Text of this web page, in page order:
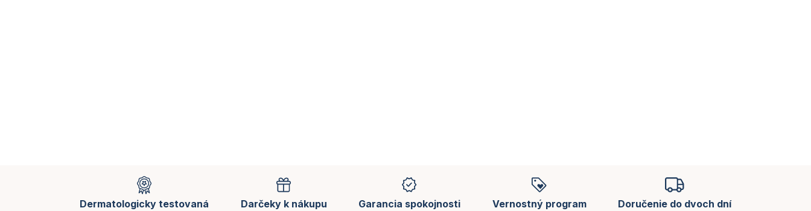
Dermatologicky testovaná Darčeky k nákupu Garancia spokojnosti Vernostný program Doručenie do dvoch dní